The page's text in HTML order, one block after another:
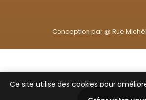
Conception par @ Rue
Ce site utilise des cookies pour